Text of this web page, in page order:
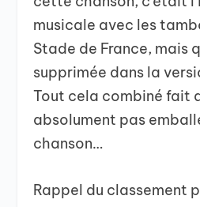
musicale avec les
Stade de France, mais
supprimée dans la
Tout cela combiné fait
absolument pas
chanson…
Rappel du classement